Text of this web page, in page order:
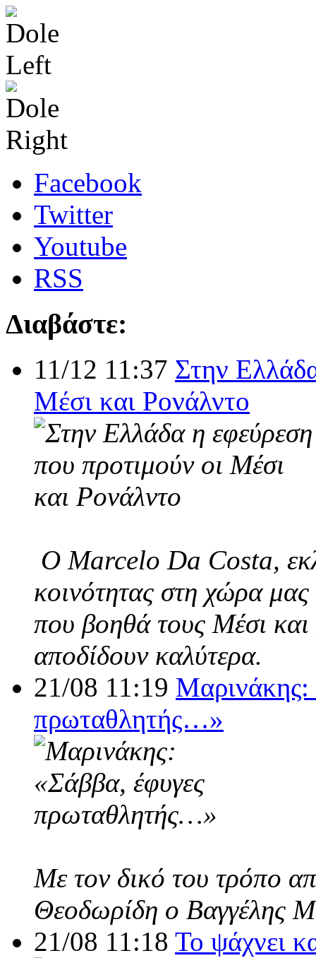
Facebook
Twitter
Youtube
RSS
Διαβάστε:
11/12 11:37 Στην
Μέσι και Ρονάλντο
Ο Marcelo Da Costa,
κοινότητας στη χώρα
που βοηθά τους Μέσι και
αποδίδουν καλύτερα.
21/08 11:19 Μαρινάκης:
πρωταθλητής…»
Με τον δικό του τρόπο
Θεοδωρίδη ο Βαγγέλης
21/08 11:18 Το ψάχνει